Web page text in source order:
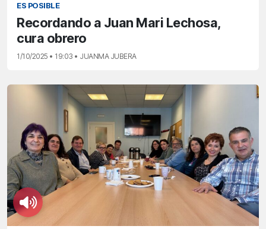
ES POSIBLE
Recordando a Juan Mari Lechosa,
cura obrero
1/10/2025 • 19:03 • JUANMA JUBERA